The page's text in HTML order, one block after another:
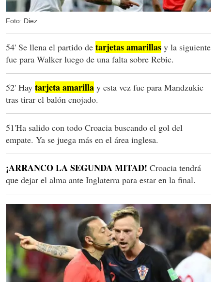
Foto: Diez
54' Se llena el partido de tarjetas amarillas y la siguiente
fue para Walker luego de una falta sobre Rebic.
52' Hay tarjeta amarilla y esta vez fue para Mandzukic
tras tirar el balón enojado.
51'Ha salido con todo Croacia buscando el gol del
empate. Ya se juega más en el área inglesa.
¡ARRANCO LA SEGUNDA MITAD! Croacia tendrá
que dejar el alma ante Inglaterra para estar en la final.